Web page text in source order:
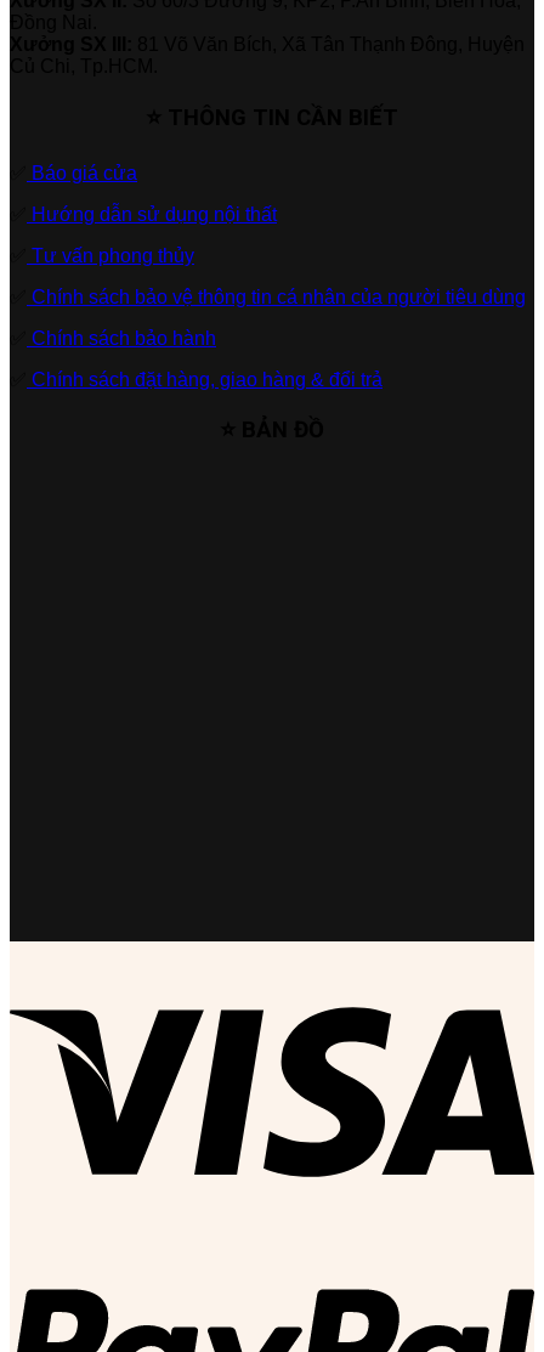
Báo giá cửa
Hướng dẫn sử dụng nội thất
Tư vấn phong thủy
Chính sách bảo vệ thông tin cá nhân của người tiêu dùng
Chính sách bảo hành
Chính sách đặt hàng, giao hàng & đổi trả